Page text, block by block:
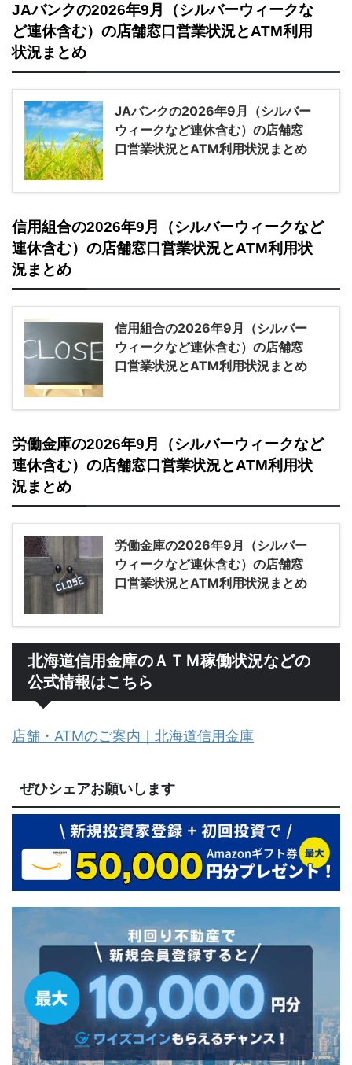
JAバンクの2026年9月（シルバーウィークな
ど連休含む）の店舗窓口営業状況とATM利用
状況まとめ
JAバンクの2026年9月（シルバー
ウィークなど連休含む）の店舗窓
口営業状況とATM利用状況まとめ
信用組合の2026年9月（シルバーウィークなど
連休含む）の店舗窓口営業状況とATM利用状
況まとめ
信用組合の2026年9月（シルバー
ウィークなど連休含む）の店舗窓
口営業状況とATM利用状況まとめ
労働金庫の2026年9月（シルバーウィークなど
連休含む）の店舗窓口営業状況とATM利用状
況まとめ
労働金庫の2026年9月（シルバー
ウィークなど連休含む）の店舗窓
口営業状況とATM利用状況まとめ
北海道信用金庫のＡＴＭ稼働状況などの
公式情報はこちら
店舗・ATMのご案内｜北海道信用金庫
ぜひシェアお願いします